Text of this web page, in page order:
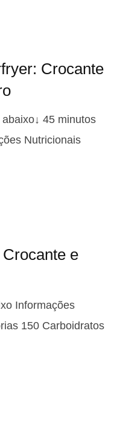
Crocante
45 minutos
Nutricionais
e
Informações
150 Carboidratos